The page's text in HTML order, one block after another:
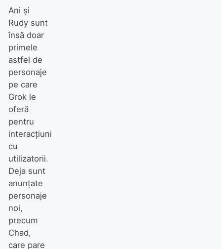
Ani și
Rudy sunt
însă doar
primele
astfel de
personaje
pe care
Grok le
oferă
pentru
interacțiuni
cu
utilizatorii.
Deja sunt
anunțate
personaje
noi,
precum
Chad,
care pare